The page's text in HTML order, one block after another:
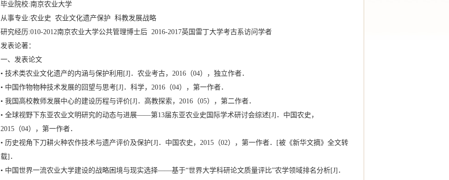
毕业院校:南京农业大学
从事专业:农业史 农业文化遗产保护 科教发展战略
研究经历:010-2012南京农业大学公共管理博士后 2016-2017英国雷丁大学考古系访问学者
发表论著：
一、发表论文
• 技术类农业文化遗产的内涵与保护利用[J]．农业考古，2016（04），独立作者．
• 中国作物物种技术发展的回望与思考[J]．科学，2016（04），第一作者．
• 我国高校教师发展中心的建设历程与评价[J]．高教探索，2016（05），第二作者．
• 全球视野下东亚农业文明研究的动态与进展——第13届东亚农业史国际学术研讨会综述[J]．中国农史，
2015（04），第一作者．
• 历史视角下刀耕火种农作技术与遗产评价及保护[J]．中国农史，2015（02），第一作者．[被《新华文摘》全文转
载]．
• 中国世界一流农业大学建设的战略困境与现实选择——基于“世界大学科研论文质量评比”农学领域排名分析[J]．